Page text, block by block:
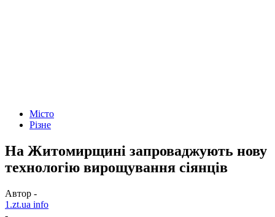
Місто
Різне
На Житомирщині запроваджують нову
технологію вирощування сіянців
Автор -
1.zt.ua info